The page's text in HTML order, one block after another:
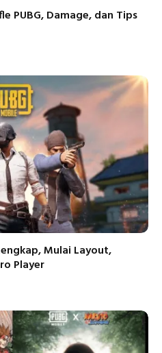
PUBG, Damage, dan Tips
Mulai Layout,
Player